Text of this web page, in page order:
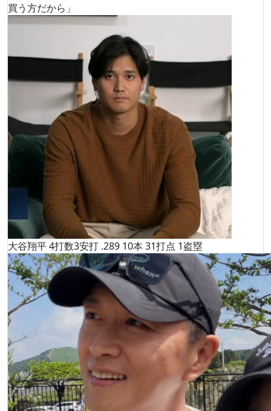
買う方だから」
大谷翔平 4打数3安打 .289 10本 31打点 1盗塁